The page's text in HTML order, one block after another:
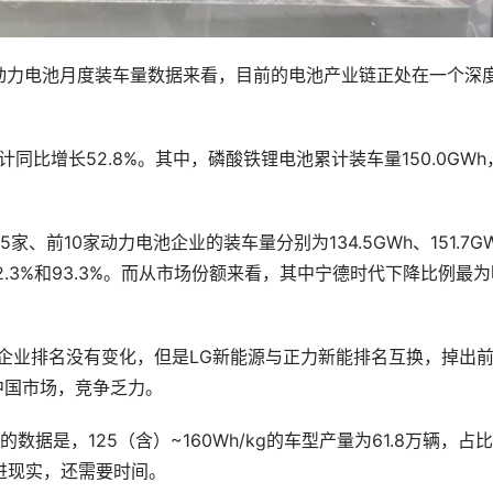
电池月度装车量数据来看，目前的电池产业链正处在一个深
同比增长52.8%。其中，磷酸铁锂电池累计装车量150.0GWh
、前10家动力电池企业的装车量分别为134.5GWh、
和93.3%。而从市场份额来看，其中宁德时代下降比例最为
排名没有变化，但是LG新能源与正力新能排名互换，掉出
市场，竞争乏力。
数据是，125（含）~160Wh/kg的车型产量为61.8万辆，占
实，还需要时间。